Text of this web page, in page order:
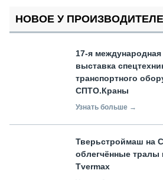
НОВОЕ У
17-я
выставка
транспортного
СПТО.Краны
Узнать больше →
Тверьстроймаш на
облегчённые
Tvermax